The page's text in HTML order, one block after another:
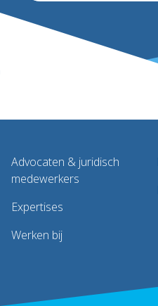
Advocaten & juridisch
medewerkers
Expertises
Werken bij